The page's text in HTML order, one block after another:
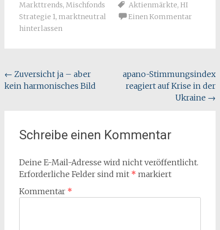
Markttrends, Mischfonds Aktienmärkte, HI
Strategie 1, marktneutral
Einen Kommentar
hinterlassen
Beitragsnavigation
← Zuversicht ja – aber
kein harmonisches Bild
apano-Stimmungsindex
reagiert auf Krise in der
Ukraine →
Schreibe einen Kommentar
Deine E-Mail-Adresse wird nicht veröffentlicht.
Erforderliche Felder sind mit * markiert
Kommentar *